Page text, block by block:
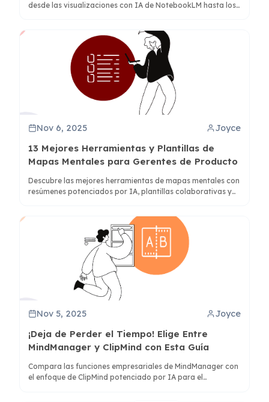
desde las visualizaciones con IA de NotebookLM hasta los
Nov 6, 2025 Joyce
13 Mejores Herramientas y Plantillas de
Mapas Mentales para Gerentes de Producto
Descubre las mejores herramientas de mapas mentales con
resúmenes potenciados por IA, plantillas colaborativas y
Nov 5, 2025 Joyce
¡Deja de Perder el Tiempo! Elige Entre
MindManager y ClipMind con Esta Guía
Compara las funciones empresariales de MindManager con
el enfoque de ClipMind potenciado por IA para el